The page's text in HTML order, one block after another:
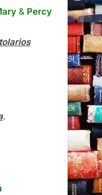
& Percy
.